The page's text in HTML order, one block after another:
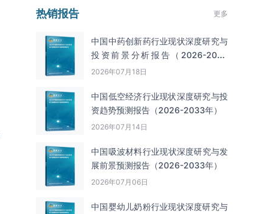
热销报告 更多
中国中药创新药行业现状深度研究与
投资前景分析报告（2026-2033
年）
2026年07月18日
中国低空经济行业现状深度研究与投
资趋势预测报告（2026-2033年）
2026年07月14日
中国吸波材料‌‌‌行业现状深度研究与发
展前景预测报告（2026-2033年）
2026年07月06日
中国婴幼儿奶粉行业现状深度研究与